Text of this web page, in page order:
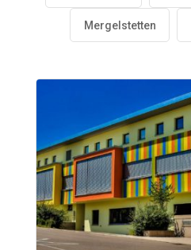
Mergelstetten